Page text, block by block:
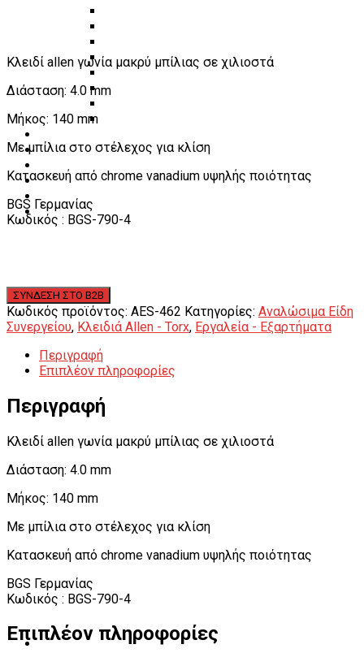
Εργαλεία Χειρός
Εργαλεία φρένων
Εργαλεία χειρός συνεργείου
DOWNLOADS
ΕΠΙΚΟΙΝΩΝΙΑ
ΕΝ
Κλειδί allen γωνία μακρύ μπίλιας σε χιλιοστά
Διάσταση: 4.0 mm
Μήκος: 140 mm
Με μπίλια στο στέλεχος για κλίση
Κατασκευή από chrome vanadium υψηλής ποιότητας
BGS Γερμανίας
Κωδικός : BGS-790-4
Κωδικός προϊόντος: AES-462 Κατηγορίες: Αναλώσιμα Είδη
Συνεργείου, Κλειδιά Allen - Torx, Εργαλεία - Εξαρτήματα
Περιγραφή
Επιπλέον πληροφορίες
Περιγραφή
Κλειδί allen γωνία μακρύ μπίλιας σε χιλιοστά
Διάσταση: 4.0 mm
Μήκος: 140 mm
Με μπίλια στο στέλεχος για κλίση
Κατασκευή από chrome vanadium υψηλής ποιότητας
BGS Γερμανίας
Κωδικός : BGS-790-4
Επιπλέον πληροφορίες